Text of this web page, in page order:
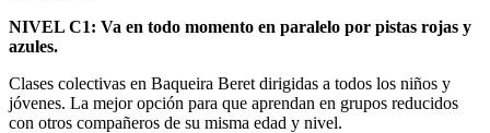
NIVEL C1: Va en todo momento en paralelo por pistas rojas y
azules.
Clases colectivas en Baqueira Beret dirigidas a todos los niños y
jóvenes. La mejor opción para que aprendan en grupos reducidos
con otros compañeros de su misma edad y nivel.